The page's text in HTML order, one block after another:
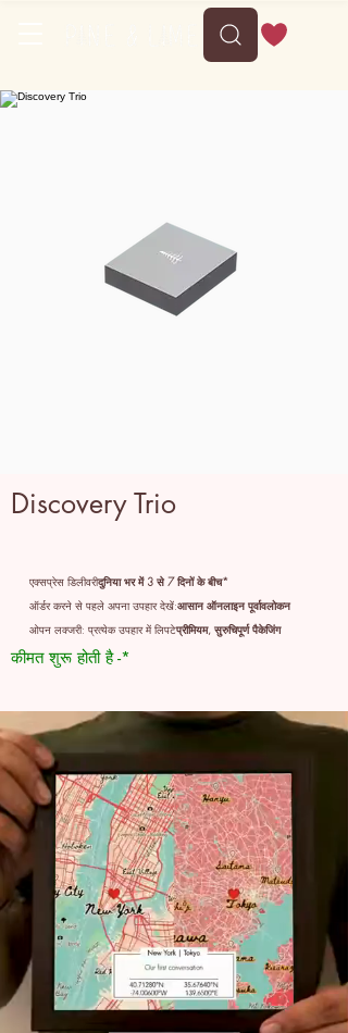
Discovery Trio
एक्सप्रेस डिलीवरीदुनिया भर में 3 से 7 दिनों के बीच*
ऑर्डर करने से पहले अपना उपहार देखें:आसान ऑनलाइन पूर्वावलोकन
ओपन लक्जरी: प्रत्येक उपहार में लिपटेप्रीमियम, सुरुचिपूर्ण पैकेजिंग
कीमत शुरू होती है -*